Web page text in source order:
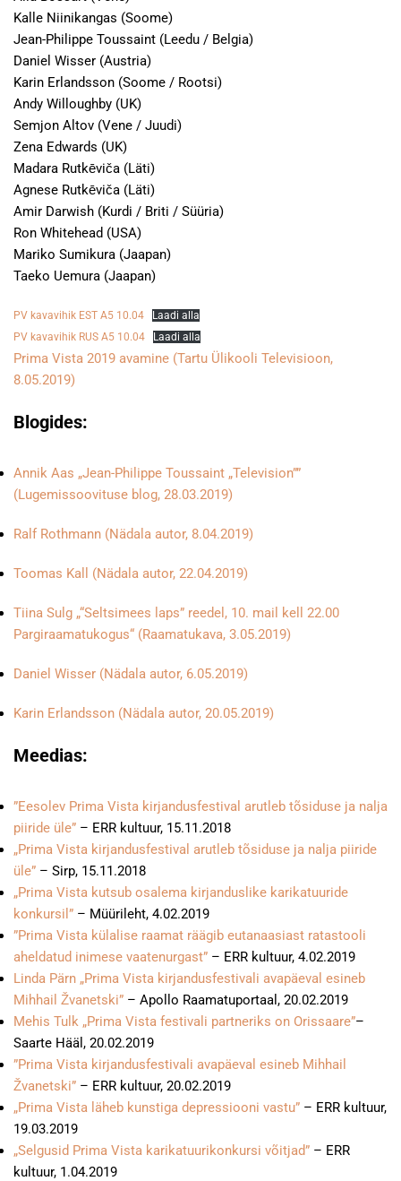
Kalle Niinikangas (Soome)
Jean-Philippe Toussaint (Leedu / Belgia)
Daniel Wisser (Austria)
Karin Erlandsson (Soome / Rootsi)
Andy Willoughby (UK)
Semjon Altov (Vene / Juudi)
Zena Edwards (UK)
Madara Rutkēviča (Läti)
Agnese Rutkēviča (Läti)
Amir Darwish (Kurdi / Briti / Süüria)
Ron Whitehead (USA)
Mariko Sumikura (Jaapan)
Taeko Uemura (Jaapan)
PV kavavihik EST A5 10.04
Laadi alla
PV kavavihik RUS A5 10.04
Laadi alla
Prima Vista 2019 avamine (Tartu Ülikooli Televisioon,
8.05.2019)
Blogides:
Annik Aas „Jean-Philippe Toussaint „Television””
(Lugemissoovituse blog, 28.03.2019)
Ralf Rothmann (Nädala autor, 8.04.2019)
Toomas Kall (Nädala autor, 22.04.2019)
Tiina Sulg „“Seltsimees laps” reedel, 10. mail kell 22.00
Pargiraamatukogus“ (Raamatukava, 3.05.2019)
Daniel Wisser (Nädala autor, 6.05.2019)
Karin Erlandsson (Nädala autor, 20.05.2019)
Meedias:
”Eesolev Prima Vista kirjandusfestival arutleb tõsiduse ja nalja
piiride üle” – ERR kultuur, 15.11.2018
„Prima Vista kirjandusfestival arutleb tõsiduse ja nalja piiride
üle” – Sirp, 15.11.2018
„Prima Vista kutsub osalema kirjanduslike karikatuuride
konkursil” – Müürileht, 4.02.2019
”Prima Vista külalise raamat räägib eutanaasiast ratastooli
aheldatud inimese vaatenurgast” – ERR kultuur, 4.02.2019
Linda Pärn „Prima Vista kirjandusfestivali avapäeval esineb
Mihhail Žvanetski” – Apollo Raamatuportaal, 20.02.2019
Mehis Tulk „Prima Vista festivali partneriks on Orissaare”–
Saarte Hääl, 20.02.2019
”Prima Vista kirjandusfestivali avapäeval esineb Mihhail
Žvanetski” – ERR kultuur, 20.02.2019
„Prima Vista läheb kunstiga depressiooni vastu” – ERR kultuur,
19.03.2019
„Selgusid Prima Vista karikatuurikonkursi võitjad” – ERR
kultuur, 1.04.2019